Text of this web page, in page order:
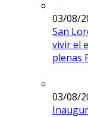
03/08/
San
vivir el
plenas
03/08/